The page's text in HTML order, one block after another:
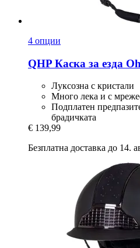
4 опции
QHP Каска за езда
Луксозна с кристали
Много лека и с
Подплатен
брадичката
€ 139,99
Безплатна доставка до 14.